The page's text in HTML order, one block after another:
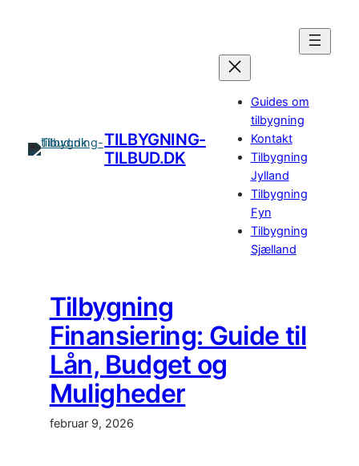
TILBYGNING-
TILBUD.DK
Guides om
tilbygning
Kontakt
Tilbygning
Jylland
Tilbygning
Fyn
Tilbygning
Sjælland
Tilbygning
Finansiering: Guide til
Lån, Budget og
Muligheder
februar 9, 2026